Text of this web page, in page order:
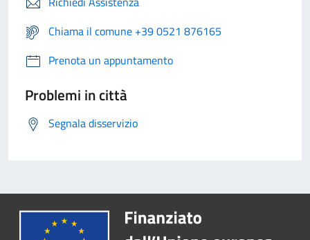
Chiama il comune +39 0521 876165
Prenota un appuntamento
Problemi in città
Segnala disservizio